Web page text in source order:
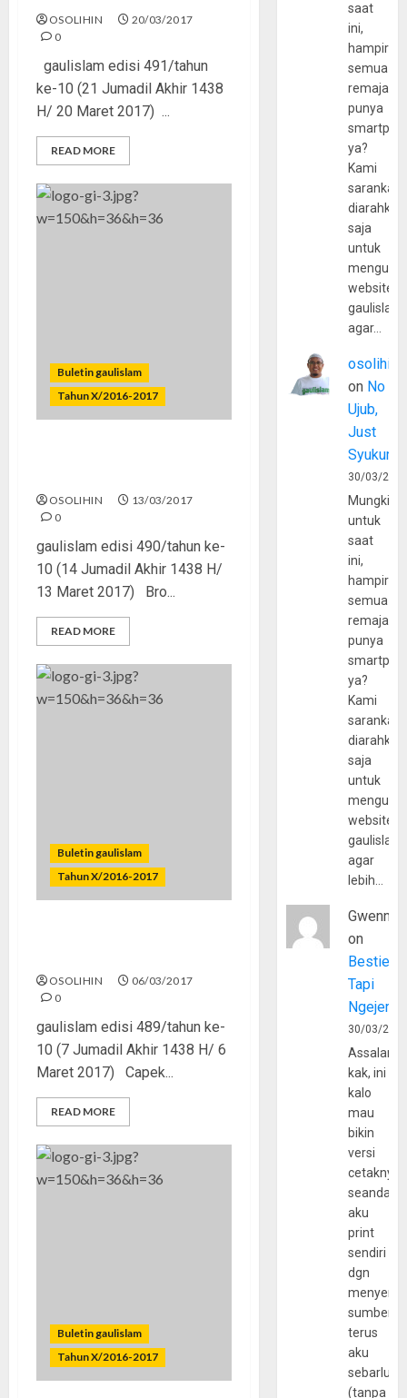
OSOLIHIN
20/03/2017
0
gaulislam edisi 491/tahun
ke-10 (21 Jumadil Akhir 1438
H/ 20 Maret 2017) ...
READ MORE
Buletin gaulislam
Tahun X/2016-2017
OSOLIHIN
13/03/2017
0
gaulislam edisi 490/tahun ke-
10 (14 Jumadil Akhir 1438 H/
13 Maret 2017) Bro...
READ MORE
Buletin gaulislam
Tahun X/2016-2017
OSOLIHIN
06/03/2017
0
gaulislam edisi 489/tahun ke-
10 (7 Jumadil Akhir 1438 H/ 6
Maret 2017) Capek...
READ MORE
Buletin gaulislam
Tahun X/2016-2017
saat
ini,
hampir
semua
remaja
punya
ya?
Kami
sarankan,
diarahkan
saja
untuk
website
agar…
osolihin
on No
Ujub,
Just
Syukur
30/03/
Mungkin
untuk
saat
ini,
hampir
semua
remaja
punya
ya?
Kami
sarankan,
diarahkan
saja
untuk
website
agar
lebih…
Gwenny
on
Bestie
Tapi
30/03/
kak, ini
kalo
mau
bikin
versi
cetaknya
aku
print
sendiri
dgn
sumber
terus
aku
(tanpa